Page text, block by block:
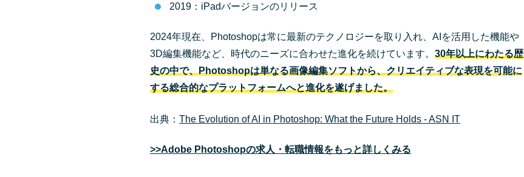
2019：iPadバージョンのリリース
2024年現在、Photoshopは常に最新のテクノロジーを取り入れ、AIを活用した機能や
3D編集機能など、時代のニーズに合わせた進化を続けています。 30年以上にわたる歴
史の中で、Photoshopは単なる画像編集ソフトから、クリエイティブな表現を可能に
する総合的なプラットフォームへと進化を遂げました。
出典： The Evolution of AI in Photoshop: What the Future Holds - ASN IT
>>Adobe Photoshopの求人・転職情報をもっと詳しくみる